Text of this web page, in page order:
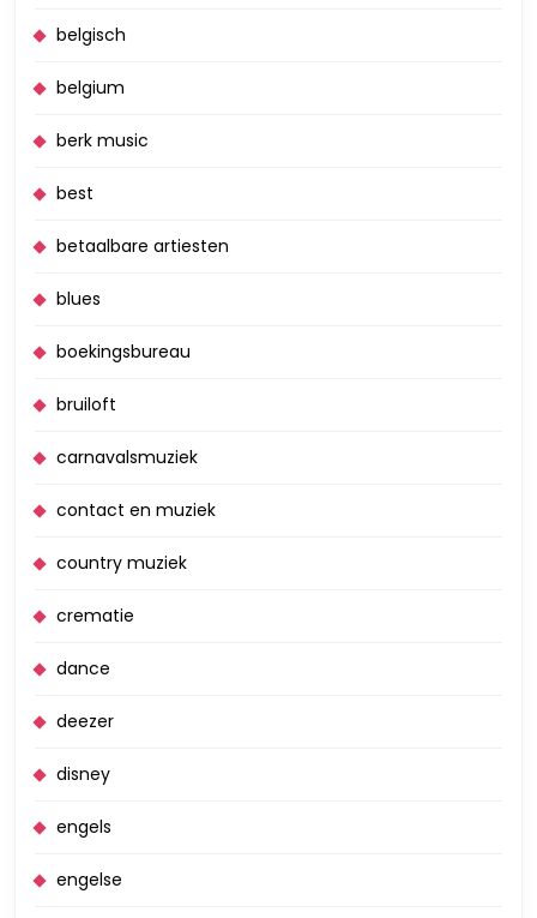
belgisch
belgium
berk music
best
betaalbare artiesten
blues
boekingsbureau
bruiloft
carnavalsmuziek
contact en muziek
country muziek
crematie
dance
deezer
disney
engels
engelse